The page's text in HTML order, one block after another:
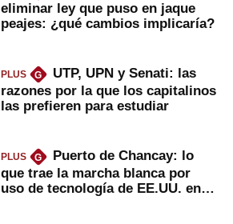
eliminar ley que puso en jaque
peajes: ¿qué cambios implicaría?
PLUS G
UTP, UPN y Senati: las
razones por la que los capitalinos
las prefieren para estudiar
PLUS G
Puerto de Chancay: lo
que trae la marcha blanca por
uso de tecnología de EE.UU. en